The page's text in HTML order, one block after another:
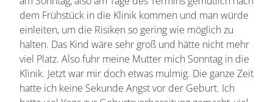
dem Frühstück in die Klinik kommen und man würde
einleiten, um die Risiken so gering wie möglich zu
halten. Das Kind wäre sehr groß und hätte nicht mehr
viel Platz. Also fuhr meine Mutter mich Sonntag in die
Klinik. Jetzt war mir doch etwas mulmig. Die ganze Zeit
hatte ich keine Sekunde Angst vor der Geburt. Ich